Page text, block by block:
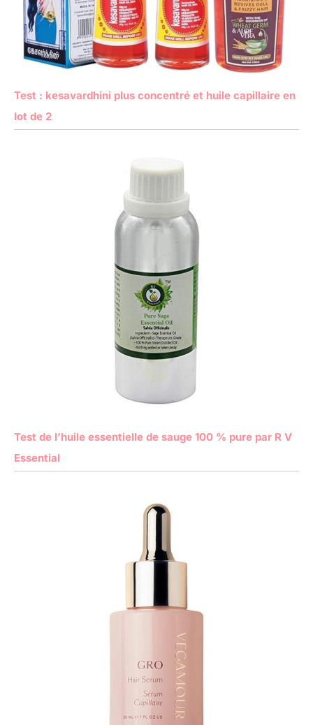
Test : kesavardhini plus concentré et huile capillaire en
lot de 2
Test de l’huile essentielle de sauge 100 % pure par R V
Essential